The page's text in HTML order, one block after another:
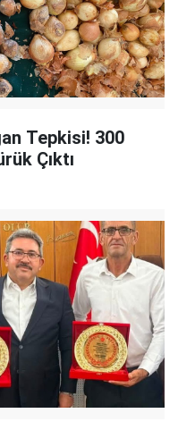
Tepkisi! 300
Çıktı